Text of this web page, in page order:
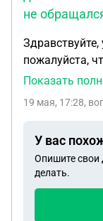
не
Здравствуйте,
пожалуйста,
имеет в
открывал, в
то написать,
заявил
Показать
19 мая, 17:28,
У вас
Опишите свои
делать.